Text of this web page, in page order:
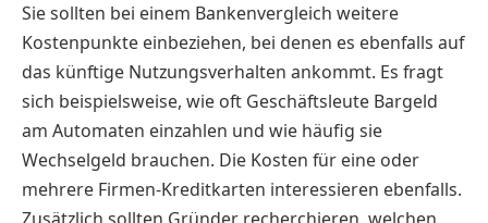
Sie sollten bei einem Bankenvergleich weitere
Kostenpunkte einbeziehen, bei denen es ebenfalls auf
das künftige Nutzungsverhalten ankommt. Es fragt
sich beispielsweise, wie oft Geschäftsleute Bargeld
am Automaten einzahlen und wie häufig sie
Wechselgeld brauchen. Die Kosten für eine oder
mehrere Firmen-Kreditkarten interessieren ebenfalls.